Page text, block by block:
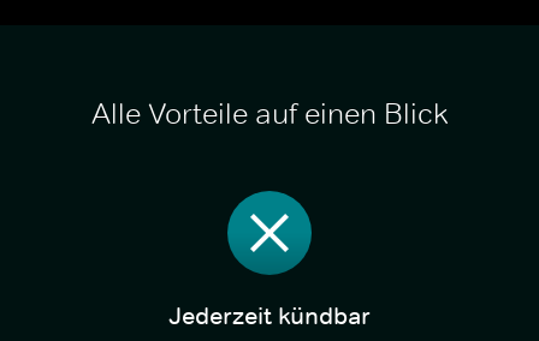
Alle Vorteile auf einen Blick
Jederzeit kündbar